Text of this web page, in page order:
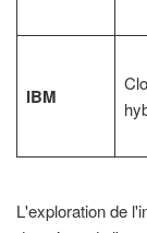
IBM
L'exploration de